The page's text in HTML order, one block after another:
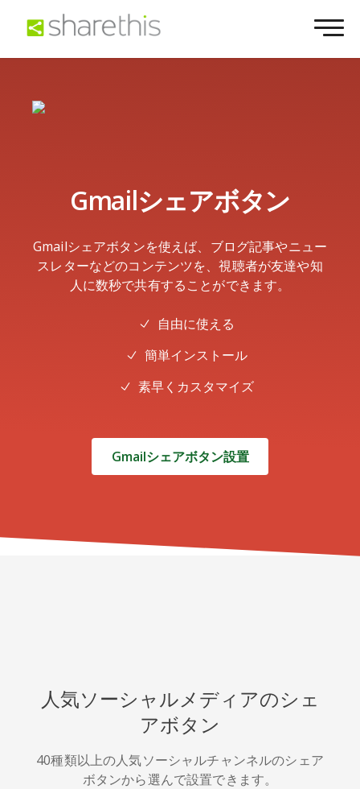
Gmailシェアボタン
Gmailシェアボタンを使えば、ブログ記事やニュー
スレターなどのコンテンツを、視聴者が友達や知
人に数秒で共有することができます。
自由に使える
簡単インストール
素早くカスタマイズ
Gmailシェアボタン設置
人気ソーシャルメディアのシェ
アボタン
40種類以上の人気ソーシャルチャンネルのシェア
ボタンから選んで設置できます。